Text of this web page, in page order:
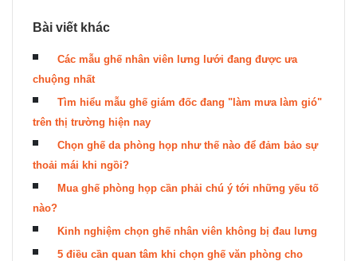
Bài viết khác
Các mẫu ghế nhân viên lưng lưới đang được ưa
chuộng nhất
Tìm hiểu mẫu ghế giám đốc đang "làm mưa làm gió"
trên thị trường hiện nay
Chọn ghế da phòng họp như thế nào để đảm bảo sự
thoải mái khi ngồi?
Mua ghế phòng họp cần phải chú ý tới những yếu tố
nào?
Kinh nghiệm chọn ghế nhân viên không bị đau lưng
5 điều cần quan tâm khi chọn ghế văn phòng cho